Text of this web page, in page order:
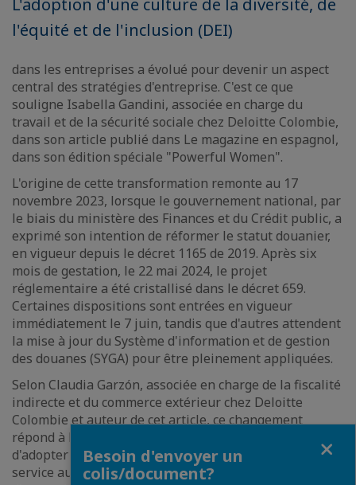
L'adoption d'une culture de la diversité, de
l'équité et de l'inclusion (DEI)
dans les entreprises a évolué pour devenir un aspect
central des stratégies d'entreprise. C'est ce que
souligne Isabella Gandini, associée en charge du
travail et de la sécurité sociale chez Deloitte Colombie,
dans son article publié dans Le magazine en espagnol,
dans son édition spéciale "Powerful Women".
L'origine de cette transformation remonte au 17
novembre 2023, lorsque le gouvernement national, par
le biais du ministère des Finances et du Crédit public, a
exprimé son intention de réformer le statut douanier,
en vigueur depuis le décret 1165 de 2019. Après six
mois de gestation, le 22 mai 2024, le projet
réglementaire a été cristallisé dans le décret 659.
Certaines dispositions sont entrées en vigueur
immédiatement le 7 juin, tandis que d'autres attendent
la mise à jour du Système d'information et de gestion
des douanes (SYGA) pour être pleinement appliquées.
Selon Claudia Garzón, associée en charge de la fiscalité
indirecte et du commerce extérieur chez Deloitte
Colombie et auteur de cet article, ce changement
répond à la nécessité de rationaliser les processus,
d'adopter les technologies émergentes, d'améliorer le
service aux utilisateurs, d'optimiser la chaîne
Besoin d'envoyer un
colis/document?